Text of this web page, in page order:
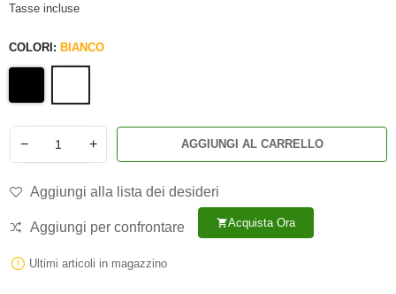
Tasse incluse
COLORI: BIANCO
− + AGGIUNGI AL CARRELLO
Aggiungi alla lista dei desideri
Aggiungi per confrontare shopping_cartAcquista Ora
Ultimi articoli in magazzino